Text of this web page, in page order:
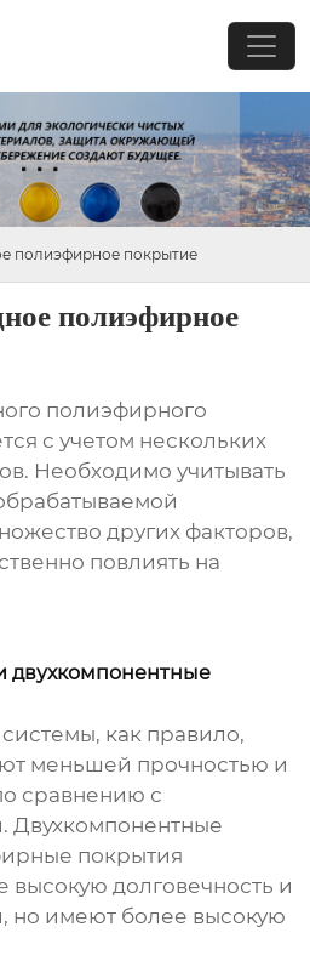
полиэфирное покрытие
полиэфирное
полиэфирного
с учетом нескольких
Необходимо учитывать
других факторов,
повлиять на
двухкомпонентные
как правило,
меньшей прочностью и
сравнению с
Двухкомпонентные
покрытия
высокую долговечность и
но имеют более высокую